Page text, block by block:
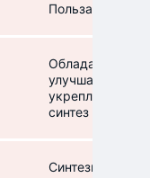
Польза для
Обладает
улучшает
укрепляет
синтез белков,
Синтезирует